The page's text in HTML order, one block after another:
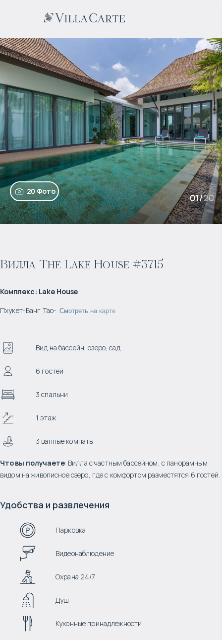
20 Фото
01/20
Вилла The Lake House #3715
Комплекс: Lake House
Пхукет-Банг Тао- Смотреть на карте
Вид на бассейн, озеро, сад
6 гостей
3 спальни
1 этаж
3 ванные комнаты
Что вы получаете: Вилла с частным бассейном, с панорамным
видом на живописное озеро, где с комфортом разместятся 6 гостей.
Удобства и развлечения
Парковка
Видеонаблюдение
Охрана 24/7
Душ
Кухонные принадлежности